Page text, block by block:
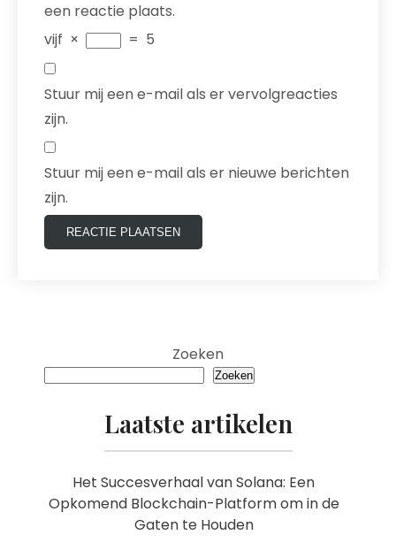
een reactie plaats.
vijf × = 5
Stuur mij een e-mail als er vervolgreacties
zijn.
Stuur mij een e-mail als er nieuwe berichten
zijn.
Zoeken
Zoeken
Laatste artikelen
Het Succesverhaal van Solana: Een
Opkomend Blockchain-Platform om in de
Gaten te Houden